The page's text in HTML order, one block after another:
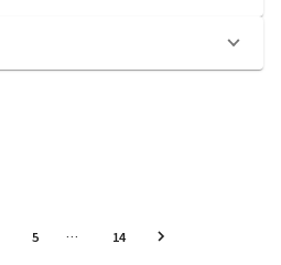
5 … 14